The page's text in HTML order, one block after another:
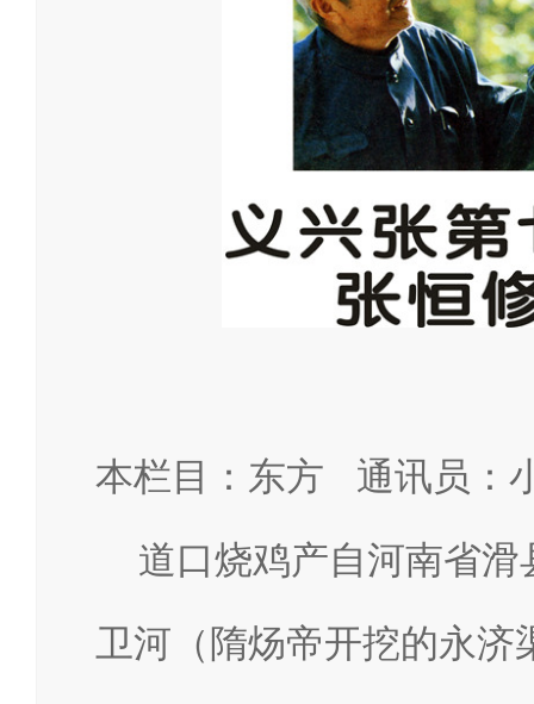
本栏目：东方 通讯员：
道口烧鸡产自河南省滑
卫河（隋炀帝开挖的永济